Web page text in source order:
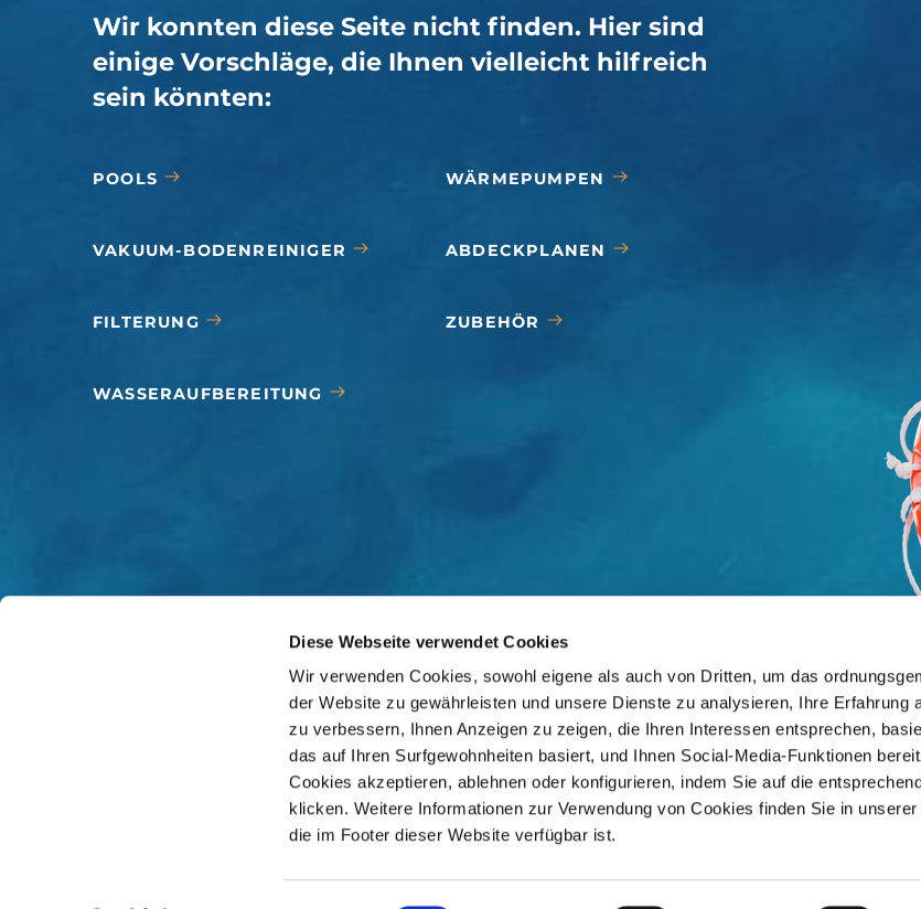
Diese Webseite verwendet Cookies
Wir verwenden Cookies, sowohl eigene als auch von Dritten, um das
der Website zu gewährleisten und unsere Dienste zu analysieren, Ihre Erfahrung
zu verbessern, Ihnen Anzeigen zu zeigen, die Ihren Interessen entsprechen,
das auf Ihren Surfgewohnheiten basiert, und Ihnen Social-Media-Funktionen
Cookies akzeptieren, ablehnen oder konfigurieren, indem Sie auf die
klicken. Weitere Informationen zur Verwendung von Cookies finden Sie in
die im Footer dieser Website verfügbar ist.
Wir konnten diese Seite nicht finden. Hier sind
einige Vorschläge, die Ihnen vielleicht hilfreich
sein könnten:
POOLS
VAKUUM-BODENREINIGER
FILTERUNG
WASSERAUFBEREITUNG
WÄRMEPUMPEN
ABDECKPLANEN
ZUBEHÖR
Finden Sie den nächstgelegenen Vertriebspartner